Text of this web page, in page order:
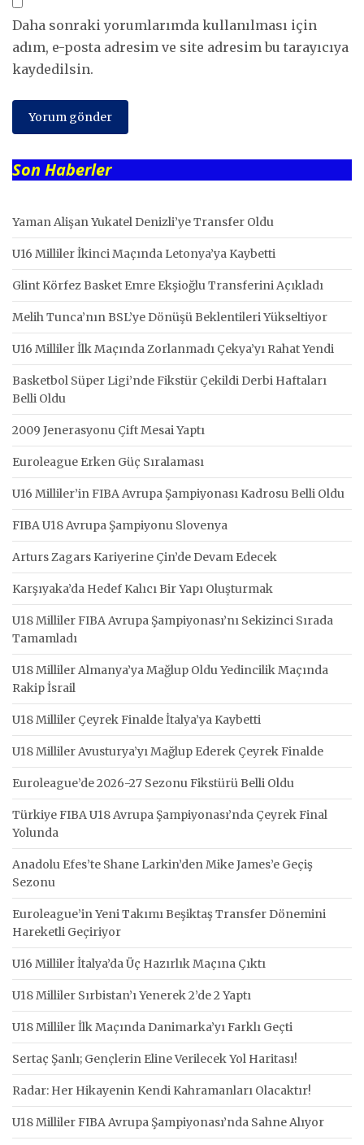
Daha sonraki yorumlarımda kullanılması için
adım, e-posta adresim ve site adresim bu tarayıcıya
kaydedilsin.
Son Haberler
Yaman Alişan Yukatel Denizli’ye Transfer Oldu
U16 Milliler İkinci Maçında Letonya’ya Kaybetti
Glint Körfez Basket Emre Ekşioğlu Transferini Açıkladı
Melih Tunca’nın BSL’ye Dönüşü Beklentileri Yükseltiyor
U16 Milliler İlk Maçında Zorlanmadı Çekya’yı Rahat Yendi
Basketbol Süper Ligi’nde Fikstür Çekildi Derbi Haftaları
Belli Oldu
2009 Jenerasyonu Çift Mesai Yaptı
Euroleague Erken Güç Sıralaması
U16 Milliler’in FIBA Avrupa Şampiyonası Kadrosu Belli Oldu
FIBA U18 Avrupa Şampiyonu Slovenya
Arturs Zagars Kariyerine Çin’de Devam Edecek
Karşıyaka’da Hedef Kalıcı Bir Yapı Oluşturmak
U18 Milliler FIBA Avrupa Şampiyonası’nı Sekizinci Sırada
Tamamladı
U18 Milliler Almanya’ya Mağlup Oldu Yedincilik Maçında
Rakip İsrail
U18 Milliler Çeyrek Finalde İtalya’ya Kaybetti
U18 Milliler Avusturya’yı Mağlup Ederek Çeyrek Finalde
Euroleague’de 2026-27 Sezonu Fikstürü Belli Oldu
Türkiye FIBA U18 Avrupa Şampiyonası’nda Çeyrek Final
Yolunda
Anadolu Efes’te Shane Larkin’den Mike James’e Geçiş
Sezonu
Euroleague’in Yeni Takımı Beşiktaş Transfer Dönemini
Hareketli Geçiriyor
U16 Milliler İtalya’da Üç Hazırlık Maçına Çıktı
U18 Milliler Sırbistan’ı Yenerek 2’de 2 Yaptı
U18 Milliler İlk Maçında Danimarka’yı Farklı Geçti
Sertaç Şanlı; Gençlerin Eline Verilecek Yol Haritası!
Radar: Her Hikayenin Kendi Kahramanları Olacaktır!
U18 Milliler FIBA Avrupa Şampiyonası’nda Sahne Alıyor